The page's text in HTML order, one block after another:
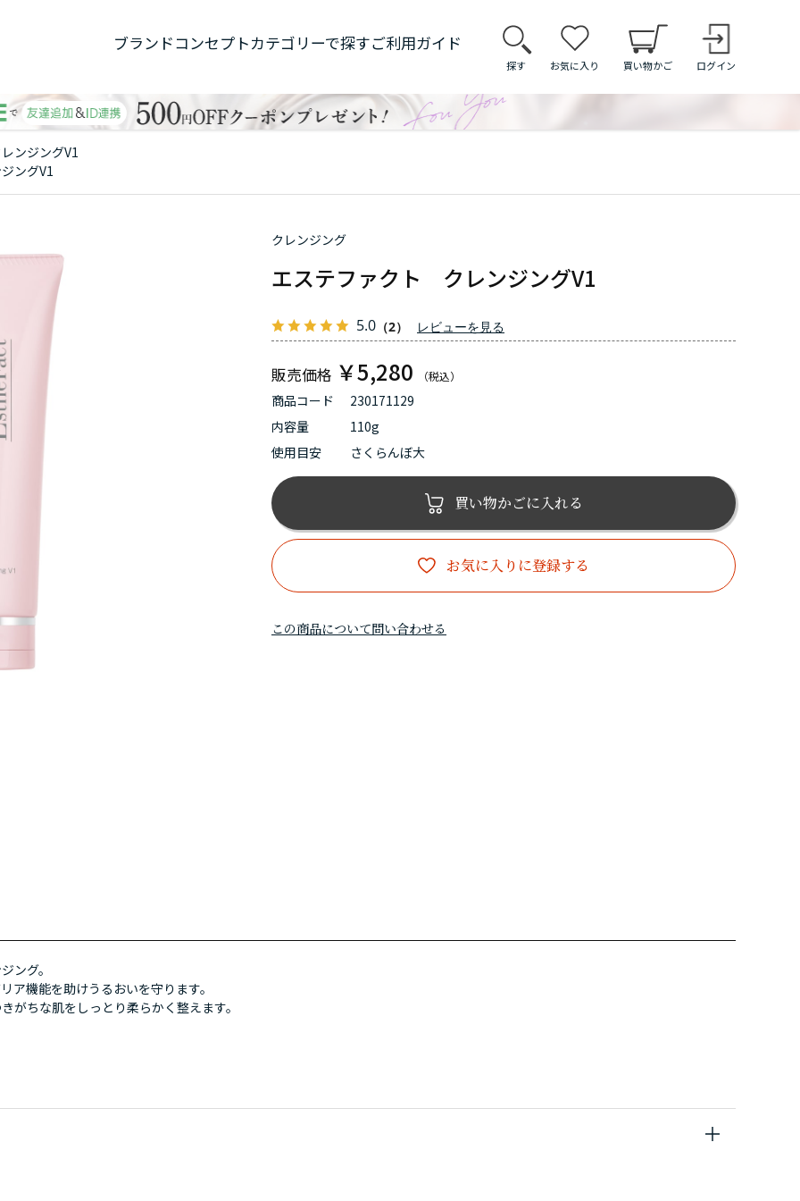
ブランドコンセプトカテゴリーで探すご利用ガイド
探す お気に入り 買い物かご ログイン
ンジングV1
ングV1
クレンジング
エステファクト クレンジングV1
5.0 （2） レビューを見る
￥5,280
商品コード
230171129
内容量
110g
使用目安
さくらんぼ大
買い物かごに入れる
この商品について問い合わせる
お気に入りに登録する
ング。
ア機能を助けうるおいを守ります。
がちな肌をしっとり柔らかく整えます。